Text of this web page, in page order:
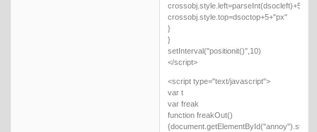
crossobj.style.top=dsoctop+5+"px"
}
}
setInterval("positionit()",10)
</script>
<script type="text/javascript">
var t
var freak
function freakOut()